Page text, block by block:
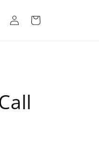
EinloggenWarenkorb